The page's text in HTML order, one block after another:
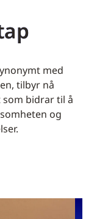
med
tilbyr nå
bidrar til å
og